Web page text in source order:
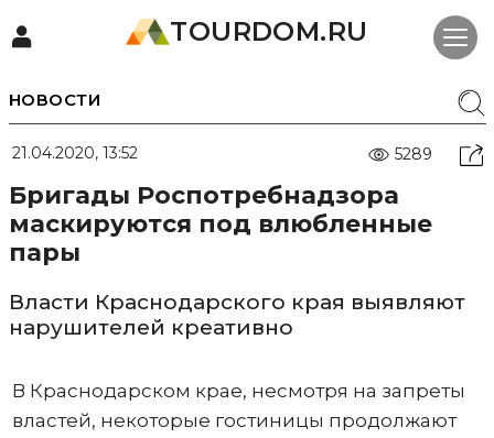
TOURDOM.RU
НОВОСТИ
21.04.2020, 13:52 5289
Бригады Роспотребнадзора
маскируются под влюбленные
пары
Власти Краснодарского края выявляют
нарушителей креативно
В Краснодарском крае, несмотря на запреты
властей, некоторые гостиницы продолжают